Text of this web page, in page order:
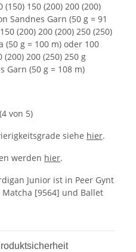
150 (200) 200 (200)
Sandnes Garn (50 g = 91
(200) 200 (200) 250 (250)
(50 g = 100 m) oder 100
(200) 200 (250) 250 g
Garn (50 g = 108 m)
von 5)
siehe hier.
werden hier.
Junior ist in Peer Gynt
[9564] und Ballet